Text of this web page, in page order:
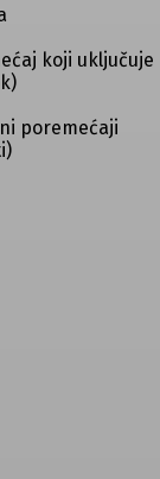
koji uključuje
poremećaji